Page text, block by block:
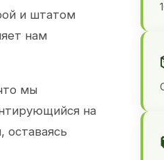
и штатом
нам
мы
на
оставаясь